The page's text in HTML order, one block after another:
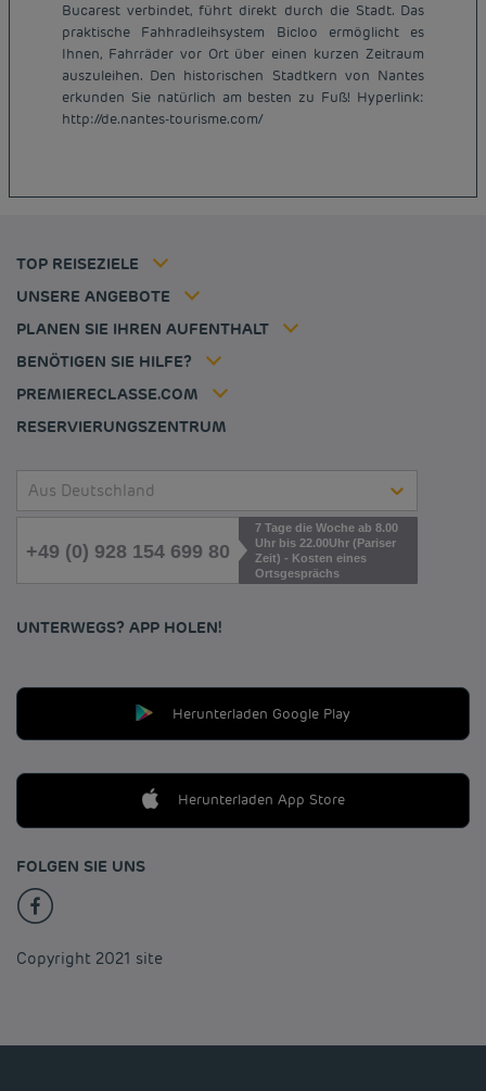
Bucarest verbindet, führt direkt durch die Stadt. Das
praktische Fahhradleihsystem Bicloo ermöglicht es
Ihnen, Fahrräder vor Ort über einen kurzen Zeitraum
auszuleihen. Den historischen Stadtkern von Nantes
erkunden Sie natürlich am besten zu Fuß! Hyperlink:
http://de.nantes-tourisme.com/
TOP REISEZIELE
Günstige Hotels Paris
Günstige Hotels Hannover
Günstige Hotels Frankreich
UNSERE ANGEBOTE
Mitgliedsrate
PLANEN SIE IHREN AUFENTHALT
BENÖTIGEN SIE HILFE?
PREMIERECLASSE.COM
Impressum
Tax policy
Karriere
RESERVIERUNGSZENTRUM
Aus Deutschland
+49 (0) 928 154 699 80
7 Tage die Woche ab 8.00
Uhr bis 22.00Uhr (Pariser
Zeit) - Kosten eines
Ortsgesprächs
UNTERWEGS? APP HOLEN!
Herunterladen Google Play
Herunterladen App Store
FOLGEN SIE UNS
Copyright 2021 site